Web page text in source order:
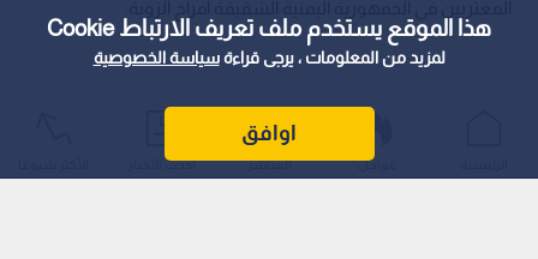
هذا الموقع يستخدم ملف تعريف الارتباط Cookie
لمزيد من المعلومات ، يرجى قراءةسياسة الخصوصية
اوافق
عواجل المباشر أحدث الأخبار